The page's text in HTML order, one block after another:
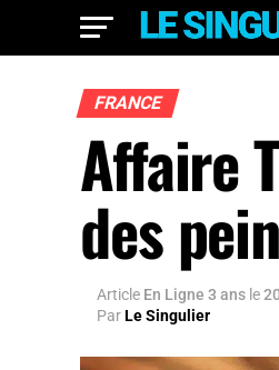
FRANCE
Affaire
des
Article En Ligne 3 ans le
ParLe Singulier